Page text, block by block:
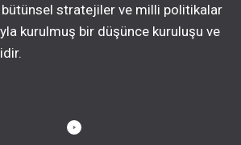
bütünsel stratejiler ve milli politikalar
kurulmuş bir düşünce kuruluşu ve